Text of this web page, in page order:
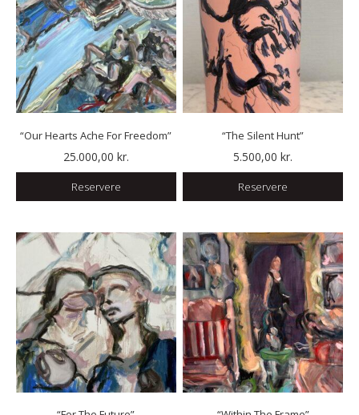
“Our Hearts Ache For Freedom”
25.000,00 kr.
Reservere
“The Silent Hunt”
5.500,00kr.
Reservere